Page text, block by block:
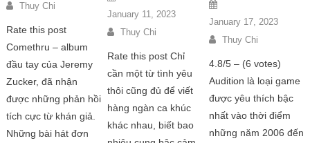
Thuy Chi
Rate this post
Comethru – album
đầu tay của Jeremy
Zucker, đã nhận
được những phản hồi
tích cực từ khán giả.
Những bài hát đơn
January 11, 2023
Thuy Chi
Rate this post Chỉ
cần một từ tình yêu
thôi cũng đủ để viết
hàng ngàn ca khúc
khác nhau, biết bao
January 17, 2023
Thuy Chi
4.8/5 – (6 votes)
Audition là loại game
được yêu thích bậc
nhất vào thời điểm
những năm 2006 đến